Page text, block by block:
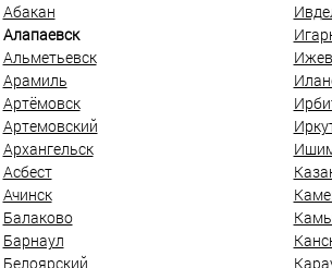
Абакан
Алапаевск
Альметьевск
Арамиль
Артёмовск
Артемовский
Архангельск
Асбест
Ачинск
Балаково
Барнаул
Белоярский